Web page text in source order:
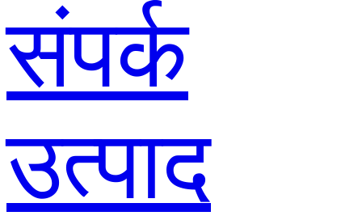
संपर्क
उत्पाद